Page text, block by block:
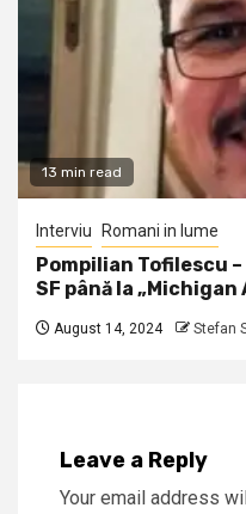
13 min read
Interviu Romani in lume
Pompilian Tofilescu
SF până la „Michigan
August 14, 2024 Stefan
Leave a Reply
Your email address